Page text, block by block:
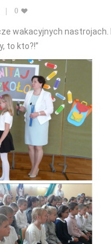
0
wakacyjnych
to kto?!”